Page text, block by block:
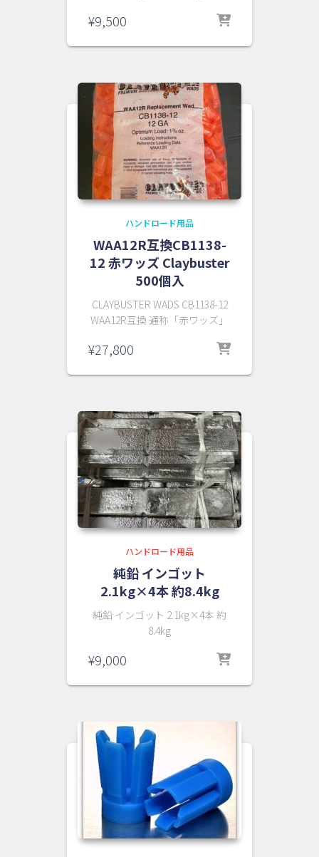
¥9,500
ハンドロード用品
WAA12R互換CB1138-
12 赤ワッズ Claybuster
500個入
CLAYBUSTER WADS CB1138-12
WAA12R互換 通称「赤ワッズ」
¥27,800
ハンドロード用品
純鉛 インゴット
2.1kg×4本 約8.4kg
純鉛 インゴット 2.1kg×4本 約
8.4kg
¥9,000